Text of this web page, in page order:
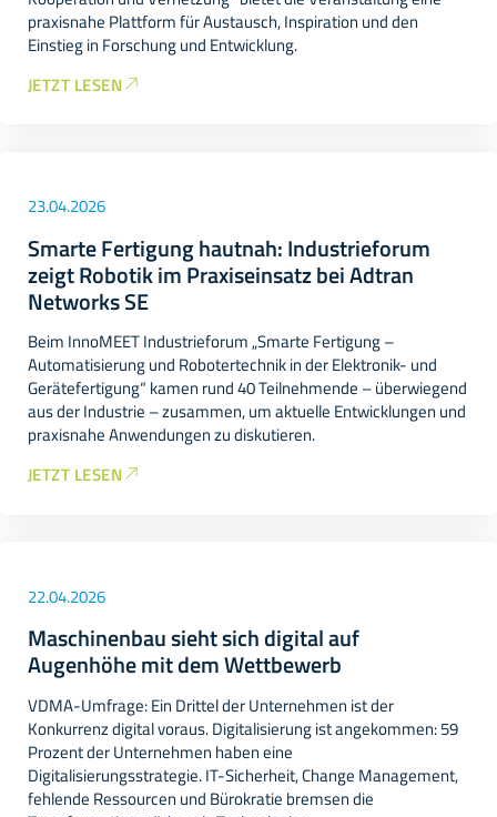
praxisnahe Plattform für Austausch, Inspiration und den
Einstieg in Forschung und Entwicklung.
JETZT LESEN
23.04.2026
Smarte Fertigung hautnah: Industrieforum
zeigt Robotik im Praxiseinsatz bei Adtran
Networks SE
Beim InnoMEET Industrieforum „Smarte Fertigung –
Automatisierung und Robotertechnik in der Elektronik- und
Gerätefertigung“ kamen rund 40 Teilnehmende – überwiegend
aus der Industrie – zusammen, um aktuelle Entwicklungen und
praxisnahe Anwendungen zu diskutieren.
JETZT LESEN
22.04.2026
Maschinenbau sieht sich digital auf
Augenhöhe mit dem Wettbewerb
VDMA-Umfrage: Ein Drittel der Unternehmen ist der
Konkurrenz digital voraus. Digitalisierung ist angekommen: 59
Prozent der Unternehmen haben eine
Digitalisierungsstrategie. IT-Sicherheit, Change Management,
fehlende Ressourcen und Bürokratie bremsen die